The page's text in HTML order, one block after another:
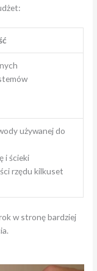
używanej do
i ścieki
rzędu kilkuset
w stronę bardziej